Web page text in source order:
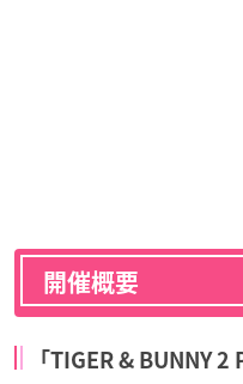
開催概要
「TIGER & BUNNY 2